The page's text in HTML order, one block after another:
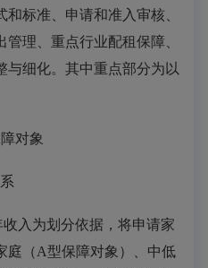
和标准、申请和准入审核
管理、 重点行业配租保障、
与细化。其中重点部分为 以
对象
收入为划分依据，将申请家
庭（A型保障对象）
、中低